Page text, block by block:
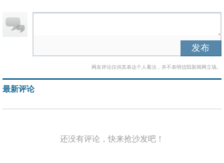
发布
网友评论仅供其表达个人看法，并不表明信阳新闻网立场。
最新评论
还没有评论，快来抢沙发吧！